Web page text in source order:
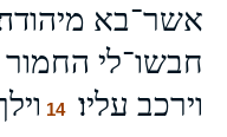
אשר־בא
חבשו־לי החמור
וירכב עליו׃
14